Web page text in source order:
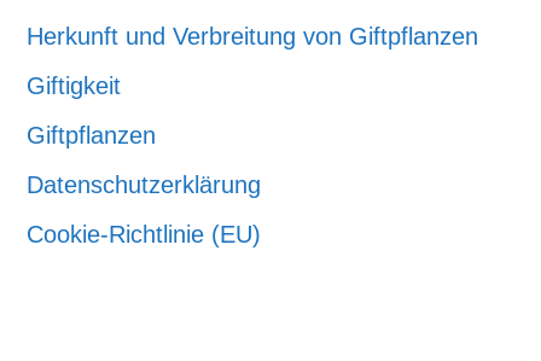
Herkunft und Verbreitung von Giftpflanzen
Giftigkeit
Giftpflanzen
Datenschutzerklärung
Cookie-Richtlinie (EU)